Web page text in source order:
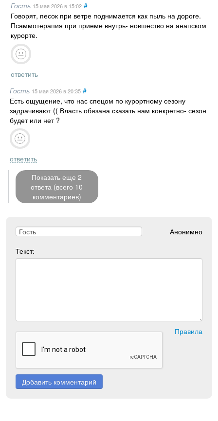
Гость 15 мая 2026в 15:02 #
Говорят, песок при ветре поднимается как пыль на дороге.
Псаммотерапия при приеме внутрь- новшество на анапском
курорте.
ответить
Гость 15 мая 2026в 20:35 #
Есть ощущение, что нас спецом по курортному сезону
задрачивают (( Власть обязана сказать нам конкретно- сезон
будет или нет ?
ответить
Показать еще 2
ответа (всего 10
комментариев)
Анонимно
Текст:
Правила
Добавить комментарий